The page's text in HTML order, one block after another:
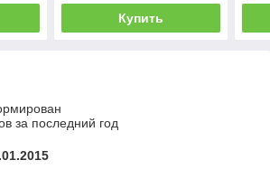
Купить
за последний год